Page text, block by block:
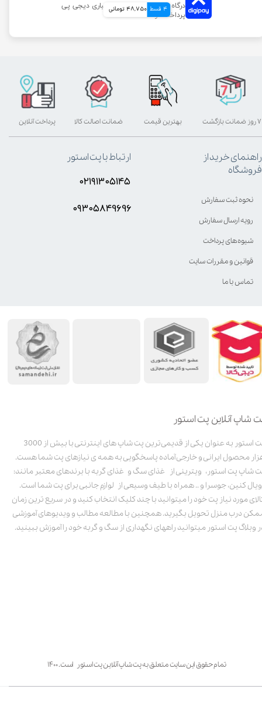
4 قسط 48,750 تومانی
شاپ آنلاین پت استور
پت استور به عنوان یکی از قدیمی‌ترین پت شاپ های اینترنتی با بیش از 3000
محصول ایرانی و خارجی آماده پاسخگویی به همه ی نیازهای پت شما هست.
شاپ پت استور، ویترینی از غذای سگ و غذای گربه با برندهای معتبر مانند:
کنین، جوسرا و .. همراه با طیف وسیعی از لوازم جانبی برای پت شما است.
مورد نیاز پت خود را میتوانید با چند کلیک انتخاب کنید و در سریع ترین زمان
درب منزل تحویل بگیرید. همچنین با مطالعه مطالب و ویدیوهای آموزشی
وبلاگ پت استور میتوانید راههای نگهداری از سگ و گربه خود را آموزش ببینید.
تمام حقوق این سایت متعلق به پت شاپ آنلاین پت استور است. ۱۴۰۰
بهترین قیمت پرداخت آنلاین ۷ روز ضمانت بازگشت ضمانت اصالت کالا
راهنمای خرید از
فروشگاه
نحوه ثبت سفارش
رویه ارسال سفارش
شیوه‌های پرداخت
قوانین و مقررات سایت
تماس با ما
ارتباط با پت استور
۰۲۱۹۱۳۰۵۱۴۵
۰۹۳۰۵8۴9696